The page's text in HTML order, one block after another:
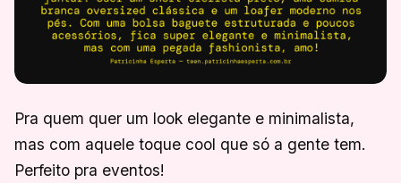
Pra quem quer um look elegante e minimalista,
mas com aquele toque cool que só a gente tem.
Perfeito pra eventos!